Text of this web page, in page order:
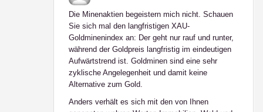
Die Minenaktien begeistern mich nicht. Schauen
Sie sich mal den langfristigen XAU-
Goldminenindex an: Der geht nur rauf und runter,
während der Goldpreis langfristig im eindeutigen
Aufwärtstrend ist. Goldminen sind eine sehr
zyklische Angelegenheit und damit keine
Alternative zum Gold.
Anders verhält es sich mit den von Ihnen